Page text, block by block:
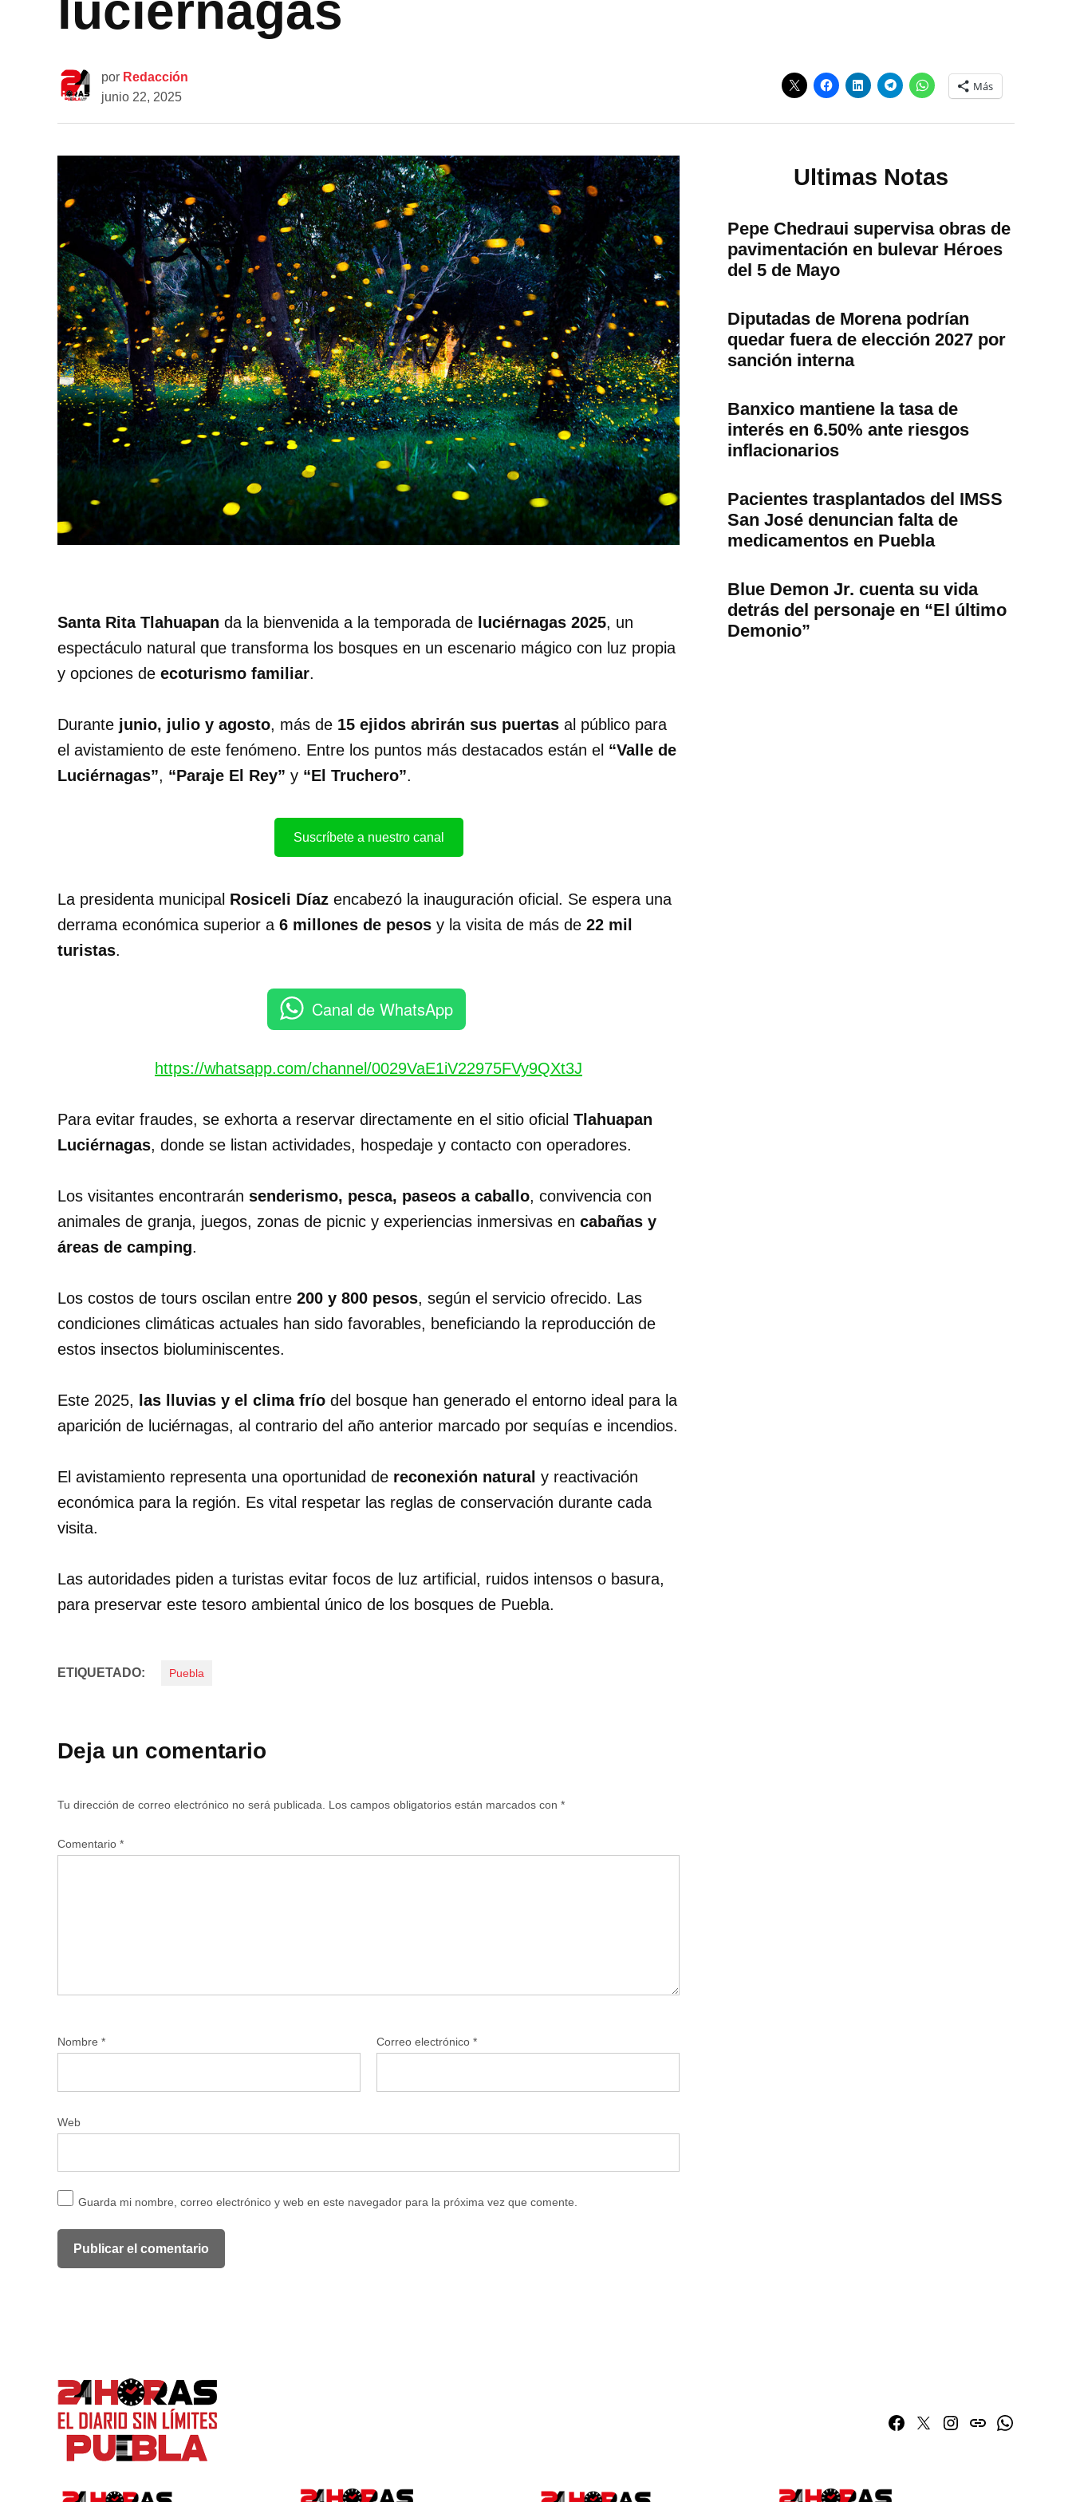
por Redacción
junio 22, 2025
Más
Santa Rita Tlahuapan da la bienvenida a la temporada de luciérnagas 2025, un
espectáculo natural que transforma los bosques en un escenario mágico con luz propia
y opciones de ecoturismo familiar.
Durante junio, julio y agosto, más de 15 ejidos abrirán sus puertas al público para
el avistamiento de este fenómeno. Entre los puntos más destacados están el “Valle de
Luciérnagas”, “Paraje El Rey” y “El Truchero”.
Suscríbete a nuestro canal
La presidenta municipal Rosiceli Díaz encabezó la inauguración oficial. Se espera una
derrama económica superior a 6 millones de pesos y la visita de más de 22 mil
turistas.
Canal de WhatsApp
https://whatsapp.com/channel/0029VaE1iV22975FVy9QXt3J
Para evitar fraudes, se exhorta a reservar directamente en el sitio oficial Tlahuapan
Luciérnagas, donde se listan actividades, hospedaje y contacto con operadores.
Los visitantes encontrarán senderismo, pesca, paseos a caballo, convivencia con
animales de granja, juegos, zonas de picnic y experiencias inmersivas en cabañas y
áreas de camping.
Los costos de tours oscilan entre 200 y 800 pesos, según el servicio ofrecido. Las
condiciones climáticas actuales han sido favorables, beneficiando la reproducción de
estos insectos bioluminiscentes.
Este 2025, las lluvias y el clima frío del bosque han generado el entorno ideal para la
aparición de luciérnagas, al contrario del año anterior marcado por sequías e incendios.
El avistamiento representa una oportunidad de reconexión natural y reactivación
económica para la región. Es vital respetar las reglas de conservación durante cada
visita.
Las autoridades piden a turistas evitar focos de luz artificial, ruidos intensos o basura,
para preservar este tesoro ambiental único de los bosques de Puebla.
ETIQUETADO: Puebla
Deja un comentario
Tu dirección de correo electrónico no será publicada. Los campos obligatorios están marcados con *
Comentario *
Nombre * Correo electrónico *
Web
Guarda mi nombre, correo electrónico y web en este navegador para la próxima vez que comente.
Ultimas Notas
Pepe Chedraui supervisa obras de
pavimentación en bulevar Héroes
del 5 de Mayo
Diputadas de Morena podrían
quedar fuera de elección 2027 por
sanción interna
Banxico mantiene la tasa de
interés en 6.50% ante riesgos
inflacionarios
Pacientes trasplantados del IMSS
San José denuncian falta de
medicamentos en Puebla
Blue Demon Jr. cuenta su vida
detrás del personaje en “El último
Demonio”
Facebook
TwitterInstagram
issuuWhatsapp